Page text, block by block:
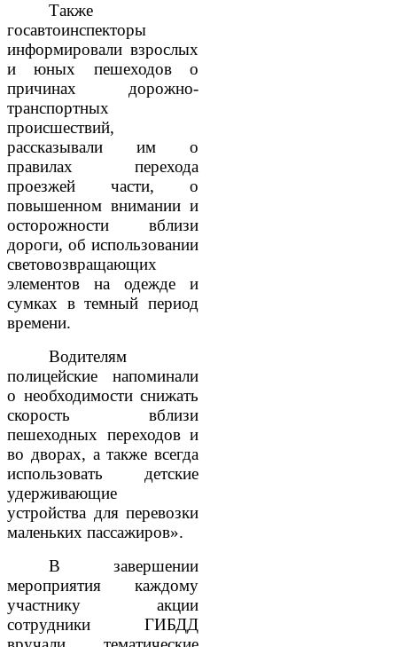
Также
госавтоинспекторы
информировали взрослых
и юных пешеходов о
причинах дорожно-
транспортных
происшествий,
рассказывали им о
правилах перехода
проезжей части, о
повышенном внимании и
осторожности вблизи
дороги, об использовании
световозвращающих
элементов на одежде и
сумках в темный период
времени.
Водителям
полицейские напоминали
о необходимости снижать
скорость вблизи
пешеходных переходов и
во дворах, а также всегда
использовать детские
удерживающие
устройства для перевозки
маленьких пассажиров».
В завершении
мероприятия каждому
участнику акции
сотрудники ГИБДД